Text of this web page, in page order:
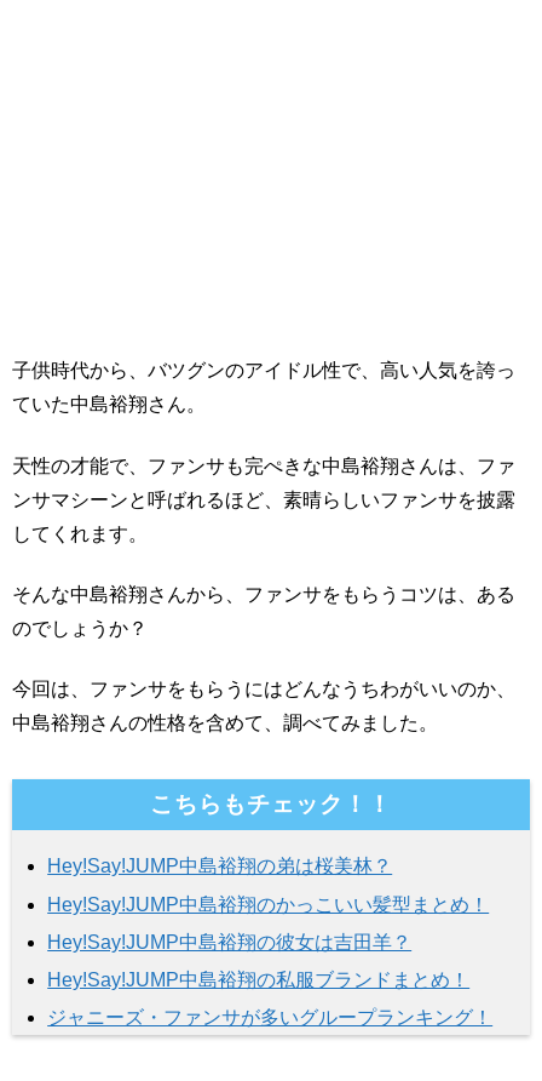
子供時代から、バツグンのアイドル性で、高い人気を誇っ
ていた中島裕翔さん。
天性の才能で、ファンサも完ぺきな中島裕翔さんは、ファ
ンサマシーンと呼ばれるほど、素晴らしいファンサを披露
してくれます。
そんな中島裕翔さんから、ファンサをもらうコツは、ある
のでしょうか？
今回は、ファンサをもらうにはどんなうちわがいいのか、
中島裕翔さんの性格を含めて、調べてみました。
こちらもチェック！！
Hey!Say!JUMP中島裕翔の弟は桜美林？
Hey!Say!JUMP中島裕翔のかっこいい髪型まとめ！
Hey!Say!JUMP中島裕翔の彼女は吉田羊？
Hey!Say!JUMP中島裕翔の私服ブランドまとめ！
ジャニーズ・ファンサが多いグループランキング！